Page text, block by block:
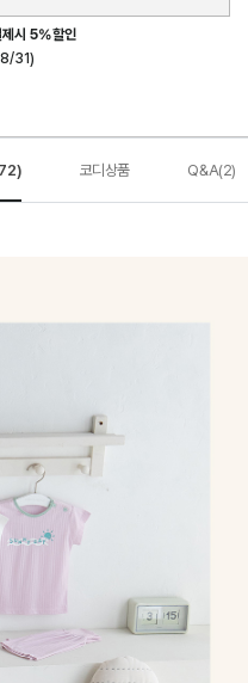
제시 5%할인
31)
코디상품 Q&A(2)